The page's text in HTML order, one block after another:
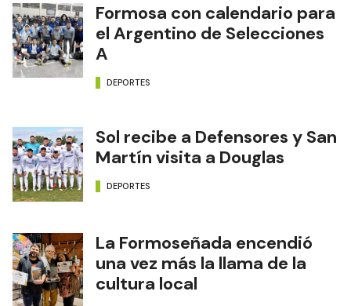
Formosa con calendario para
el Argentino de Selecciones
A
DEPORTES
Sol recibe a Defensores y San
Martín visita a Douglas
DEPORTES
La Formoseñada encendió
una vez más la llama de la
cultura local